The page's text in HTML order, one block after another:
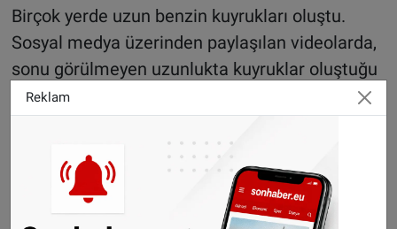
Birçok yerde uzun benzin kuyrukları oluştu.
Sosyal medya üzerinden paylaşılan videolarda,
sonu görülmeyen uzunlukta kuyruklar oluştuğu
ve bazı istasyonlarda kavgaların çıktığı görüldü.
Fransa'nın birçok bölgesinde öncelikli sayılan
polis, jandarma, itfaiye araçları, ambulanslar,
okul servisleri, çiftçi araçları, posta şirketi ve
cenaze araçları ile soğuk gıda zinciri araçlarının
Reklam